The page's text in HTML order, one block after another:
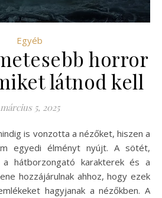
Egyéb
horror
látnod kell
március 5, 2025
egyedi élményt nyújt. A sötét,
hátborzongató karakterek és a
hozzájárulnak ahhoz, hogy ezek
hagyjanak a nézőkben. A